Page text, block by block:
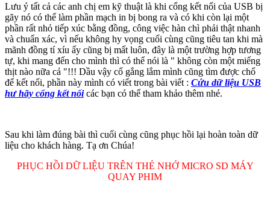
Lưu ý tất cả các anh chị em kỹ thuật là khi cổng kết nối của USB bị
gãy nó có thể làm phần mạch in bị bong ra và có khi còn lại một
phần rất nhỏ tiếp xúc bằng đồng, công việc hàn chì phải thật nhanh
và chuẩn xác, vì nếu không hy vọng cuối cùng cũng tiêu tan khi mà
mãnh đồng tí xíu ấy cũng bị mất luôn, đây là một trường hợp tương
tự, khi mang đến cho mình thì có thể nói là " không còn một miếng
thịt nào nữa cả "!!! Dầu vậy cố gắng lắm mình cũng tìm được chổ
để kết nối, phần này mình có viết trong bài viết : Cứu dữ liệu USB
hư hãy cổng kết nốicác bạn có thể tham khảo thêm nhé.
Sau khi làm đúng bài thì cuối cùng cũng phục hồi lại hoàn toàn dữ
liệu cho khách hàng. Tạ ơn Chúa!
PHỤC HỒI DỮ LIỆU TRÊN THẺ NHỚ MICRO SD MÁY
QUAY PHIM